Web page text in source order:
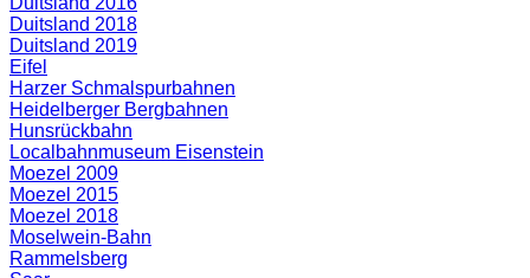
Duitsland 2018
Duitsland 2019
Eifel
Harzer Schmalspurbahnen
Heidelberger Bergbahnen
Hunsrückbahn
Localbahnmuseum Eisenstein
Moezel 2009
Moezel 2015
Moezel 2018
Moselwein-Bahn
Rammelsberg